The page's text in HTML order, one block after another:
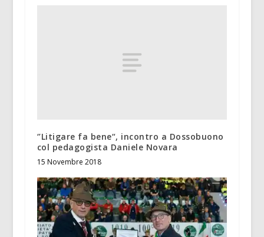
‘’Litigare fa bene“, incontro a Dossobuono
col pedagogista Daniele Novara
15 Novembre 2018